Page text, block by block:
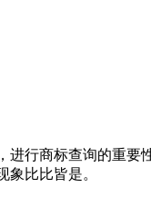
行商标查询的重要
象比比皆是。